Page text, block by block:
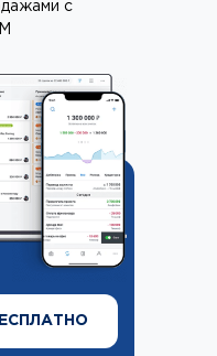
с